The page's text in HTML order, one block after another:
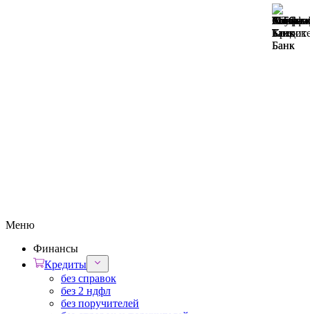
Меню
Финансы
Кредиты
без справок
без 2 ндфл
без поручителей